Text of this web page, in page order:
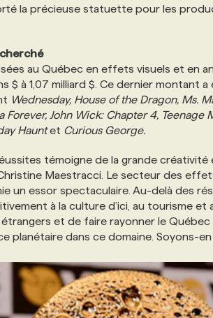
la précieuse statuette pour les
au Québec en effets visuels et en
$ à 1,07 milliard $. Ce dernier montant
Wednesday, House of the Dragon, Ms.
Forever, John Wick: Chapter 4, Teenage
Hauntet Curious George.
témoigne de la grande créativité
Maestracci. Le secteur des
un essor spectaculaire. Au-delà des
à la culture d’ici, au tourisme
et de faire rayonner le
planétaire dans ce domaine. Soyons-en